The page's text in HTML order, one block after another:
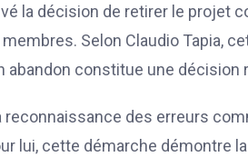
la décision de retirer le projet
Selon Claudio Tapia,
abandon constitue une décision
reconnaissance des erreurs
lui, cette démarche démontre